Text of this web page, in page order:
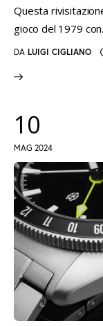
Questa
gioco del 1979
DA LUIGI CIGLIANO
10
MAG 2024